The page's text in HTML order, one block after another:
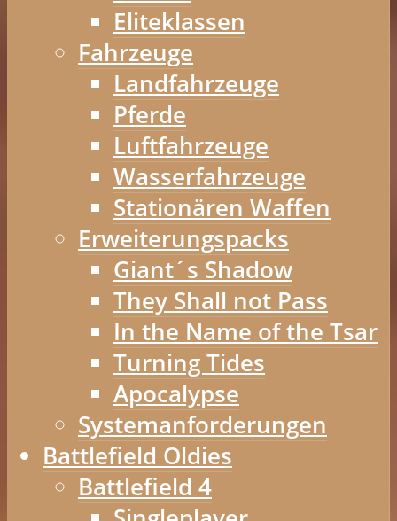
Eliteklassen
Fahrzeuge
Landfahrzeuge
Pferde
Luftfahrzeuge
Wasserfahrzeuge
Stationären Waffen
Erweiterungspacks
Giant´s Shadow
They Shall not Pass
In the Name of the Tsar
Turning Tides
Apocalypse
Systemanforderungen
Battlefield Oldies
Battlefield 4